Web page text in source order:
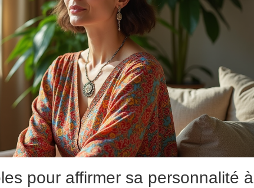
pour affirmer sa personnalité à